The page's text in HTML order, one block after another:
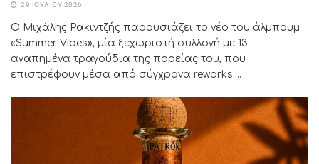
29 ΙΟΥΛΊΟΥ 2026
Ο Μιχάλης Ρακιντζής παρουσιάζει το νέο του άλμπουμ
«Summer Vibes», μία ξεχωριστή συλλογή με 13
αγαπημένα τραγούδια της πορείας του, που
επιστρέφουν μέσα από σύγχρονα reworks....